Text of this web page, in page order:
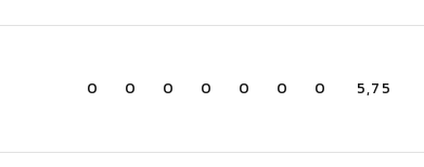
0 0 0 0 0 0 0 5,75